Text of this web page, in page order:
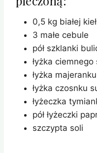
0,5 kg białej
3 małe cebule
pół szklanki
łyżka
łyżka majeranku
łyżka czosnku
łyżeczka
pół łyżeczki
szczypta soli